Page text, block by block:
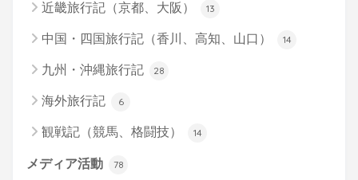
近畿旅行記（京都、大阪） 13
中国・四国旅行記（香川、高知、山口） 14
九州・沖縄旅行記 28
海外旅行記 6
観戦記（競馬、格闘技） 14
メディア活動 78